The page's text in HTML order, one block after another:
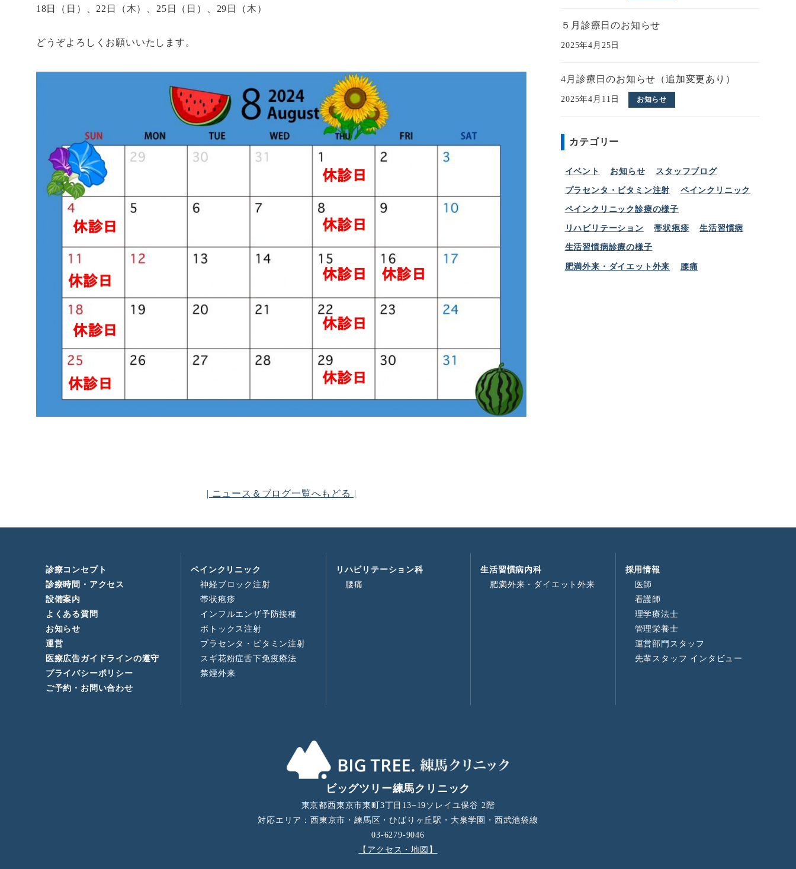
18日（日）、22日（木）、25日（日）、29日（木）
どうぞよろしくお願いいたします。
| ニュース＆ブログ一覧へもどる |
５月診療日のお知らせ
2025年4月25日
4月診療日のお知らせ（追加変更あり）
2025年4月11日 お知らせ
カテゴリー
イベント お知らせ スタッフブログ
プラセンタ・ビタミン注射 ペインクリニック
ペインクリニック診療の様子
リハビリテーション 帯状疱疹 生活習慣病
生活習慣病診療の様子
肥満外来・ダイエット外来 腰痛
診療コンセプト
診療時間・アクセス
設備案内
よくある質問
お知らせ
運営
医療広告ガイドラインの遵守
プライバシーポリシー
ご予約・お問い合わせ
ペインクリニック
神経ブロック注射
帯状疱疹
インフルエンザ予防接種
ボトックス注射
プラセンタ・ビタミン注射
スギ花粉症舌下免疫療法
禁煙外来
リハビリテーション科
腰痛
生活習慣病内科
肥満外来・ダイエット外来
採用情報
医師
看護師
理学療法士
管理栄養士
運営部門スタッフ
先輩スタッフ インタビュー
ビッグツリー練馬クリニック
東京都西東京市東町3丁目13−19ソレイユ保谷 2階
対応エリア：西東京市・練馬区・ひばりヶ丘駅・大泉学園・西武池袋線
03-6279-9046
【アクセス・地図】